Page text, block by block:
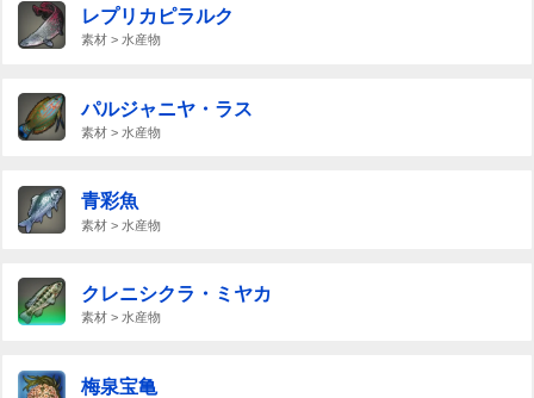
レプリカピラルク
素材 > 水産物
パルジャニヤ・ラス
素材 > 水産物
青彩魚
素材 > 水産物
クレニシクラ・ミヤカ
素材 > 水産物
梅泉宝亀